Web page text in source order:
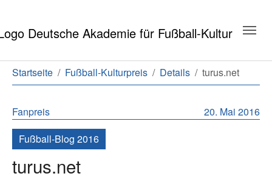
Sie sind hier:
Startseite Fußball-Kulturpreis Details turus.net
20. Mai 2016
Fanpreis
Fußball-Blog 2016
turus.net